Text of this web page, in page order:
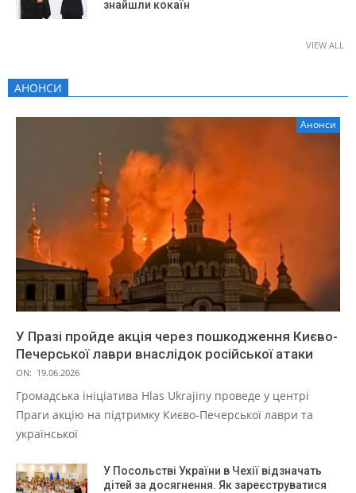
знайшли кокаїн
VIEW ALL
АНОНСИ
Анонси
У Празі пройде акція через пошкодження Києво-
Печерської лаври внаслідок російської атаки
ON: 19.06.2026
Громадська ініціатива Hlas Ukrajiny проведе у центрі
Праги акцію на підтримку Києво-Печерської лаври та
української
У Посольстві України в Чехії відзначать
дітей за досягнення. Як зареєструватися